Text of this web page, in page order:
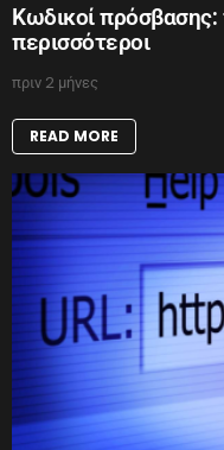
Κωδικοί
περισσότεροι
πριν 2 μήνες
READ MORE